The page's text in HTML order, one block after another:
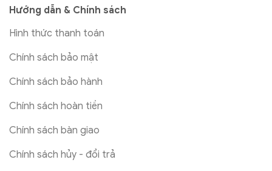
Hướng dẫn & Chính sách
Hình thức thanh toán
Chính sách bảo mật
Chính sách bảo hành
Chính sách hoàn tiền
Chính sách bàn giao
Chính sách hủy - đổi trả